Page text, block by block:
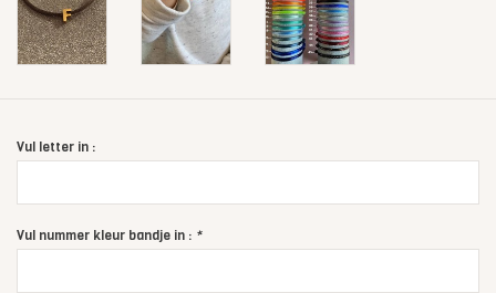
Vul letter in :
Vul nummer kleur bandje in : *